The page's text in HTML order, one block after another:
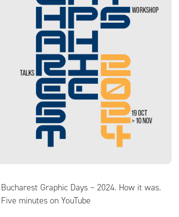
Bucharest Graphic Days – 2024. How it was.
Five minutes on YouTube